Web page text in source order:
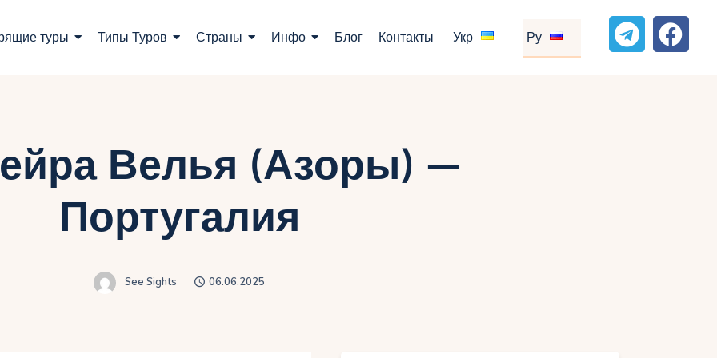
туры Типы Туров Страны Инфо Блог Контакты Укр Ру
Велья (Азоры) —
Португалия
See Sights 06.06.2025